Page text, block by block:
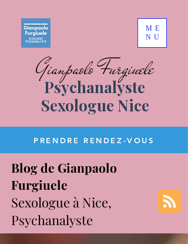
Gianpaolo Furgiuele
Psychanalyste
Sexologue Nice
PRENDRE RENDEZ-VOUS
ME
NU
Blog de Gianpaolo
Furgiuele
Sexologue à Nice,
Psychanalyste